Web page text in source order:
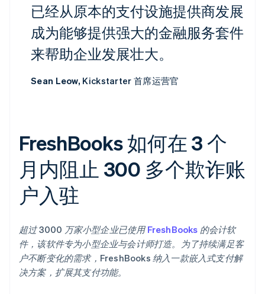
已经从原本的支付设施提供商发展
成为能够提供强大的金融服务套件
来帮助企业发展壮大。
Sean Leow, Kickstarter 首席运营官
FreshBooks 如何在 3 个
月内阻止 300 多个欺诈账
户入驻
超过 3000 万家小型企业已使用 FreshBooks 的会计软
件，该软件专为小型企业与会计师打造。为了持续满足客
户不断变化的需求，FreshBooks 纳入一款嵌入式支付解
决方案，扩展其支付功能。